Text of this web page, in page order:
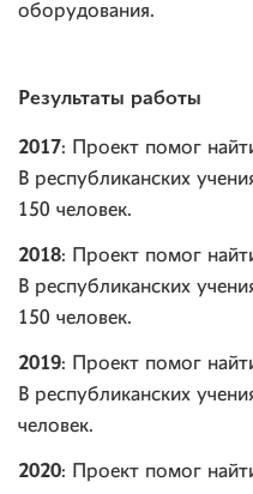
оборудования.
Результаты работы
2017: Проект помог
В республиканских
150 человек.
2018: Проект помог
В республиканских
150 человек.
2019: Проект помог
В республиканских
человек.
2020: Проект помог